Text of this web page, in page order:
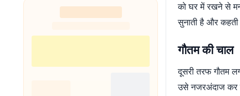
को घर में रखने से
सुनाती है और कहती
गौतम की चाल
दूसरी तरफ गौतम
उसे नजरअंदाज कर